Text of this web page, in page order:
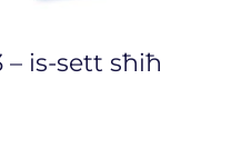
– is-sett sħiħ